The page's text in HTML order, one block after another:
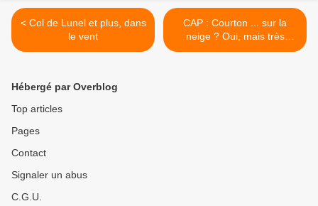
< Col de Lunel et plus, dans
le vent
CAP : Courton ... sur la
neige ? Oui, mais très
prudemment. >
Hébergé par Overblog
Top articles
Pages
Contact
Signaler un abus
C.G.U.